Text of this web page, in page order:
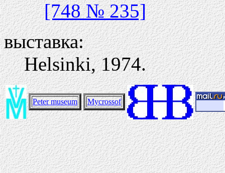
[748 № 235]
выставка:
Helsinki, 1974.
Peter museum Mycrossof